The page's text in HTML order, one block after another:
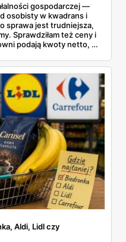
gospodarczej —
osobisty w kwadrans i
sprawa jest trudniejsza,
Sprawdziłam też ceny i
podają kwoty netto, a
ziarnista kosztuje w
w weekendowej
Aldi, Lidl czy